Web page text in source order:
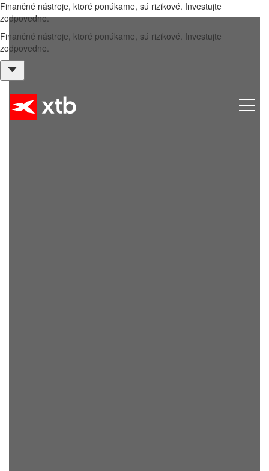
Finančné nástroje, ktoré ponúkame, sú rizikové. Investujte
zodpovedne.
Finančné nástroje, ktoré ponúkame, sú rizikové. Investujte
zodpovedne.
Menu